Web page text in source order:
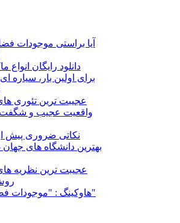
آیا براستی موجودات
دانلود رایگان
برای اولین بار، سیاره
عجیبت ترین تئوری
نکاتی ضروری پیش
بهترین دانشگاه های
عجیبت ترین نظریه
هاوكينگ : "موجودات فضايي وجود دارند"